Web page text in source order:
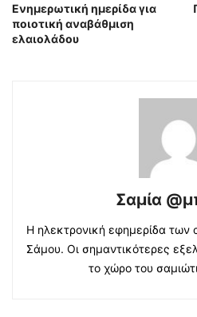
Ενημερωτική ημερίδα για
ποιοτική αναβάθμιση
ελαιολάδου
Σαμία
Η ηλεκτρονική εφημερίδα των
Σάμου. Οι σημαντικότερες
το χώρο του